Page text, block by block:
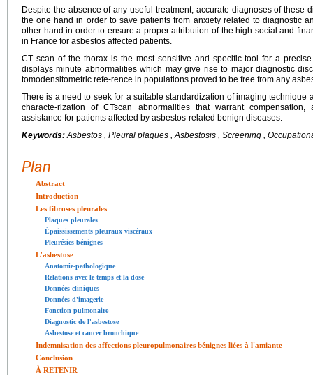
Despite the absence of any useful treatment, accurate diagnoses of these
the one hand in order to save patients from anxiety related to diagnostic
other hand in order to ensure a proper attribution of the high social and
in France for asbestos affected patients.
CT scan of the thorax is the most sensitive and specific tool for a
displays minute abnormalities which may give rise to major diagnostic
tomodensitometric refe-rence in populations proved to be free from any
There is a need to seek for a suitable standardization of imaging technique
characte-rization of CTscan abnormalities that warrant
assistance for patients affected by asbestos-related benign diseases.
Keywords:Asbestos , Pleural plaques , Asbestosis , Screening ,
Plan
Abstract
Introduction
Les fibroses pleurales
Plaques pleurales
Épaississements pleuraux viscéraux
Pleurésies bénignes
L'asbestose
Anatomie-pathologique
Relations avec le temps et la dose
Données cliniques
Données d'imagerie
Fonction pulmonaire
Diagnostic de l'asbestose
Asbestose et cancer bronchique
Indemnisation des affections pleuropulmonaires bénignes liées à l'amiante
Conclusion
À RETENIR